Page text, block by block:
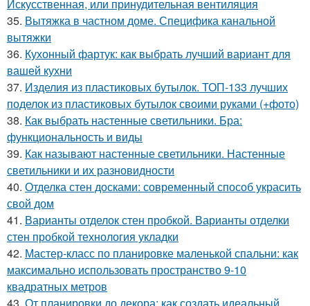
Искусственная, или принудительная вентиляция
35. Вытяжка в частном доме. Специфика канальной
вытяжки
36. Кухонный фартук: как выбрать лучший вариант для
вашей кухни
37. Изделия из пластиковых бутылок. ТОП-133 лучших
поделок из пластиковых бутылок своими руками (+фото)
38. Как выбрать настенные светильники. Бра:
функциональность и виды
39. Как называют настенные светильники. Настенные
светильники и их разновидности
40. Отделка стен досками: современный способ украсить
свой дом
41. Варианты отделок стен пробкой. Варианты отделки
стен пробкой технология укладки
42. Мастер-класс по планировке маленькой спальни: как
максимально использовать пространство 9-10
квадратных метров
43. От планировки до декора: как создать идеальный